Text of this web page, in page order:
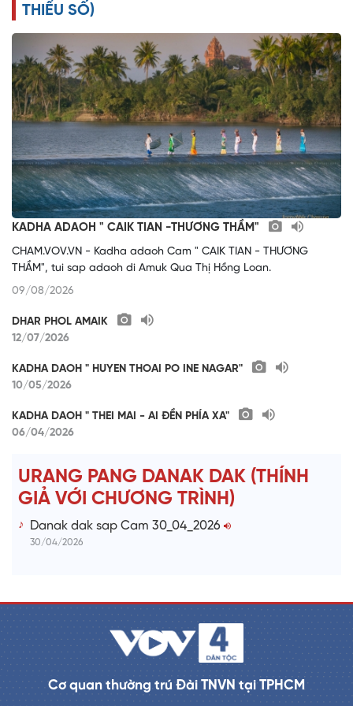
THIỂU SỐ)
KADHA ADAOH " CAIK TIAN -THƯƠNG THẦM"
CHAM.VOV.VN - Kadha adaoh Cam " CAIK TIAN - THƯƠNG
THẦM", tui sap adaoh di Amuk Qua Thị Hồng Loan.
09/08/2026
DHAR PHOL AMAIK
12/07/2026
KADHA DAOH " HUYEN THOAI PO INE NAGAR"
10/05/2026
KADHA DAOH " THEI MAI - AI ĐỀN PHÍA XA"
06/04/2026
URANG PANG DANAK DAK (THÍNH
GIẢ VỚI CHƯƠNG TRÌNH)
Danak dak sap Cam 30_04_2026
30/04/2026
Cơ quan thường trú Đài TNVN tại TPHCM